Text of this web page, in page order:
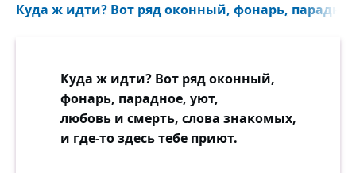
Куда ж идти? Вот ряд оконный, фонарь,
Куда ж идти? Вот ряд оконный,
фонарь, парадное, уют,
любовь и смерть, слова знакомых,
и где-то здесь тебе приют.